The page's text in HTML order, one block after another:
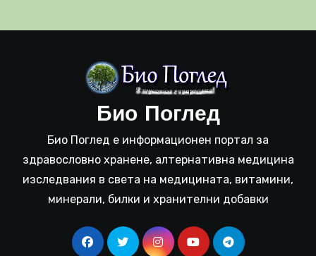
Био Поглед
Био Поглед е информационен портал за
здравословно хранене, алтернативна медицина
изследвания в света на медицината, витамини,
минерали, билки и хранителни добавки